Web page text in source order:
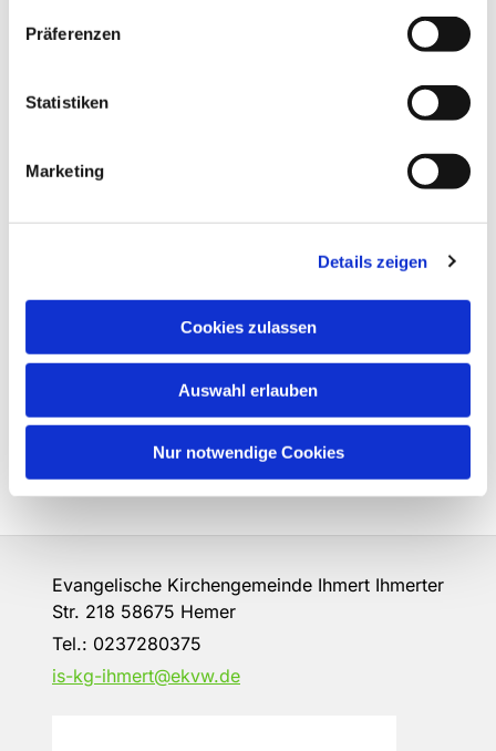
Präferenzen
Statistiken
Marketing
Details zeigen
Cookies zulassen
Auswahl erlauben
Nur notwendige Cookies
Evangelische Kirchengemeinde Ihmert Ihmerter
Str. 218 58675 Hemer
Tel.: 0237280375
is-kg-ihmert@ekvw.de